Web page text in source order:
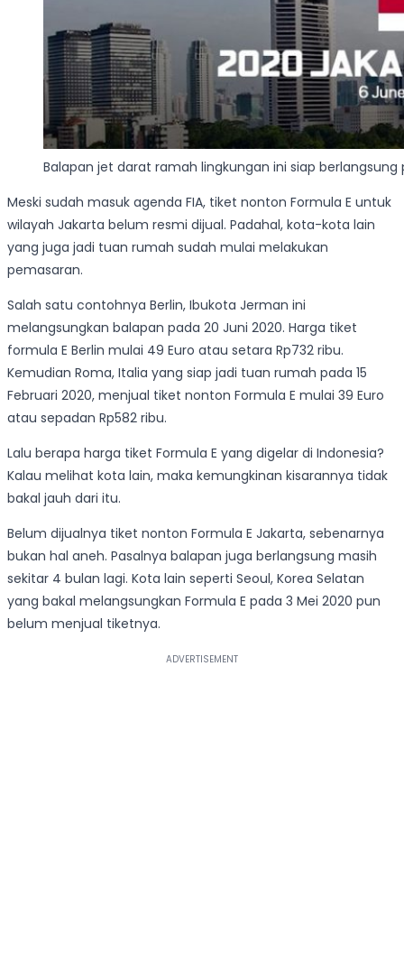
Balapan jet darat ramah lingkungan ini siap berlangsung
Meski sudah masuk agenda FIA, tiket nonton Formula E untuk
wilayah Jakarta belum resmi dijual. Padahal, kota-kota lain
yang juga jadi tuan rumah sudah mulai melakukan
pemasaran.
Salah satu contohnya Berlin, Ibukota Jerman ini
melangsungkan balapan pada 20 Juni 2020. Harga tiket
formula E Berlin mulai 49 Euro atau setara Rp732 ribu.
Kemudian Roma, Italia yang siap jadi tuan rumah pada 15
Februari 2020, menjual tiket nonton Formula E mulai 39 Euro
atau sepadan Rp582 ribu.
Lalu berapa harga tiket Formula E yang digelar di Indonesia?
Kalau melihat kota lain, maka kemungkinan kisarannya tidak
bakal jauh dari itu.
Belum dijualnya tiket nonton Formula E Jakarta, sebenarnya
bukan hal aneh. Pasalnya balapan juga berlangsung masih
sekitar 4 bulan lagi. Kota lain seperti Seoul, Korea Selatan
yang bakal melangsungkan Formula E pada 3 Mei 2020 pun
belum menjual tiketnya.